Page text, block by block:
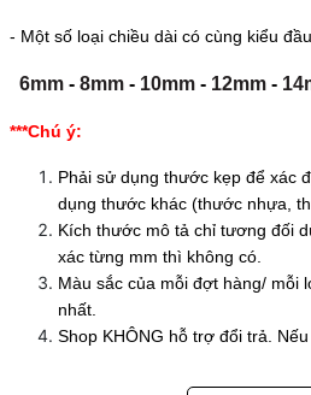
- Một số loại chiều dài có cùng kiểu
6mm- 8mm- 10mm- 12mm-
***Chú ý:
Phải sử dụng thước kẹp để xác
dụng thước khác (thước nhựa,
Kích thước mô tả chỉ tương đối
xác từng mm thì không có.
Màu sắc của mỗi đợt hàng/ mỗi
nhất.
Shop KHÔNG hỗ trợ đổi trả.